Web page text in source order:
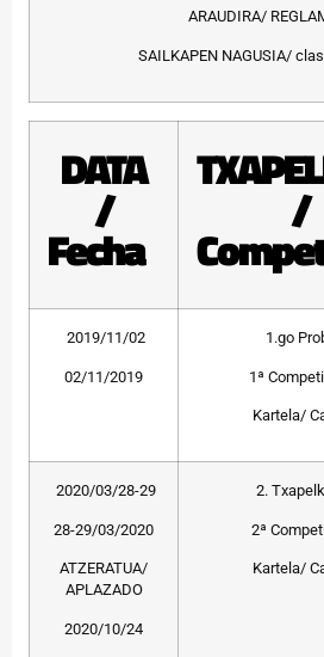
ARAUDIRA/
SAILKAPEN NAGUSIA/
DATA
/
Fecha
/
2019/11/02
02/11/2019
1.go
1ª
Kartela/
2020/03/28-29
28-29/03/2020
ATZERATUA/
APLAZADO
2020/10/24
2.
2ª
Kartela/